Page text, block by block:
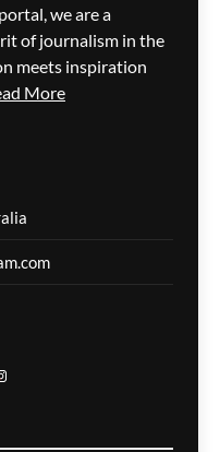
14 hours ago
we are a
of journalism in the
meets inspiration
More